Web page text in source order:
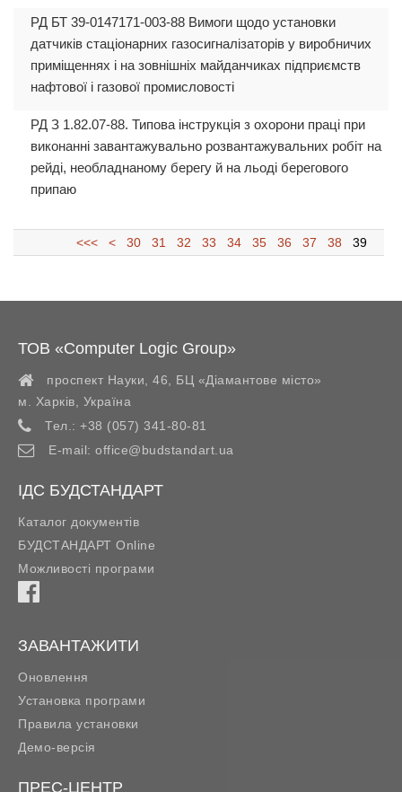
РД БТ 39-0147171-003-88 Вимоги щодо установки
датчиків стаціонарних газосигналізаторів у виробничих
приміщеннях і на зовнішніх майданчиках підприємств
нафтової і газової промисловості
РД З 1.82.07-88. Типова інструкція з охорони праці при
виконанні завантажувально розвантажувальних робіт на
рейді, необладнаному берегу й на льоді берегового
припаю
<<< < 30 31 32 33 34 35 36 37 38 39
ТОВ «Computer Logic Group»
проспект Науки, 46, БЦ «Діамантове місто»
м. Харків
Україна
Тел.: +38 (057) 341-80-81
E-mail: office@budstandart.ua
ІДС БУДСТАНДАРТ
Каталог документів
БУДСТАНДАРТ Online
Можливості програми
ЗАВАНТАЖИТИ
Оновлення
Установка програми
Правила установки
Демо-версія
ПРЕС-ЦЕНТР